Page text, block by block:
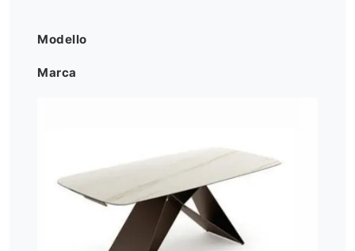
Modello
Marca